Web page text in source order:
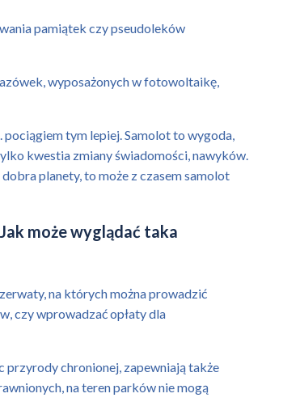
pamiątek czy pseudoleków
wyposażonych w fotowoltaikę,
tym lepiej. Samolot to wygoda,
kwestia zmiany świadomości, nawyków.
planety, to może z czasem samolot
może wyglądać taka
na których można prowadzić
czy wprowadzać opłaty dla
przyrody chronionej, zapewniają także
na teren parków nie mogą